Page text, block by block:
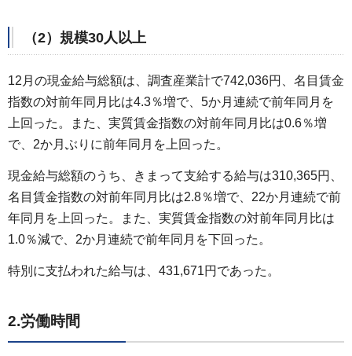
（2）規模30人以上
12月の現金給与総額は、調査産業計で742,036円、名目賃金
指数の対前年同月比は4.3％増で、5か月連続で前年同月を
上回った。また、実質賃金指数の対前年同月比は0.6％増
で、2か月ぶりに前年同月を上回った。
現金給与総額のうち、きまって支給する給与は310,365円、
名目賃金指数の対前年同月比は2.8％増で、22か月連続で前
年同月を上回った。また、実質賃金指数の対前年同月比は
1.0％減で、2か月連続で前年同月を下回った。
特別に支払われた給与は、431,671円であった。
2.労働時間